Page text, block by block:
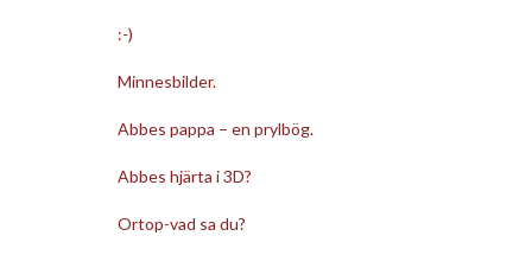
:-)
Minnesbilder.
Abbes pappa – en prylbög.
Abbes hjärta i 3D?
Ortop-vad sa du?